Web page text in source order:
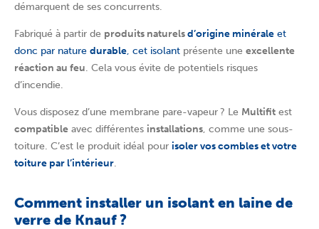
démarquent de ses concurrents.
Fabriqué à partir de produits naturelsd’origine minérale et
donc par nature durable, cet isolant présente une excellente
réaction au feu. Cela vous évite de potentiels risques
d’incendie.
Vous disposez d’une membrane pare-vapeur ? Le Multifit est
compatible avec différentes installations, comme une sous-
toiture. C’est le produit idéal pour isoler vos combles et votre
toiture par l’intérieur.
Comment installer un isolant en laine de
verre de Knauf ?